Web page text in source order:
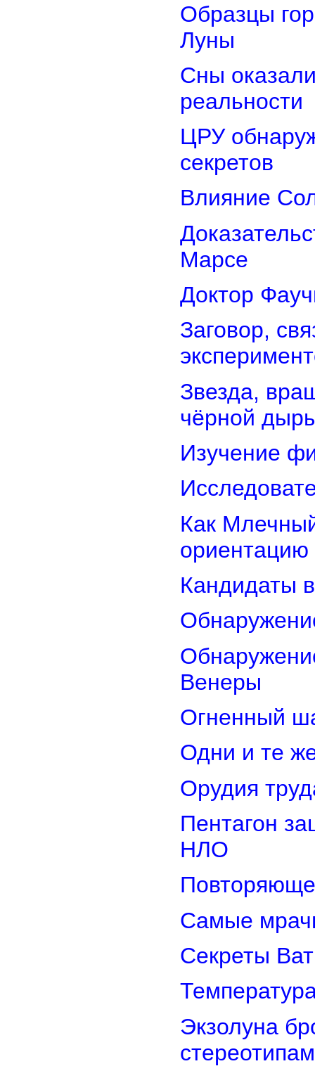
Образцы
Луны
Сны
реальности
ЦРУ
секретов
Влияние
Марсе
Доктор
Заговор,
Звезда,
чёрной
Изучение
Как
ориентацию
Кандидаты
Венеры
Огненный
Одни и те
Орудия
Пентагон
НЛО
Самые
Секреты
Экзолуна
стереотипам